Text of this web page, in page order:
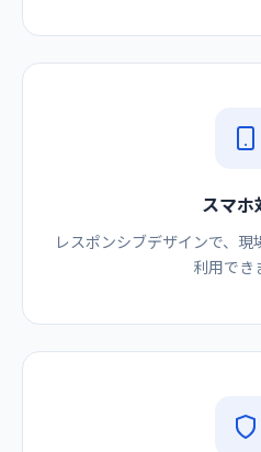
スマホ
レスポンシブデザインで、
利用でき